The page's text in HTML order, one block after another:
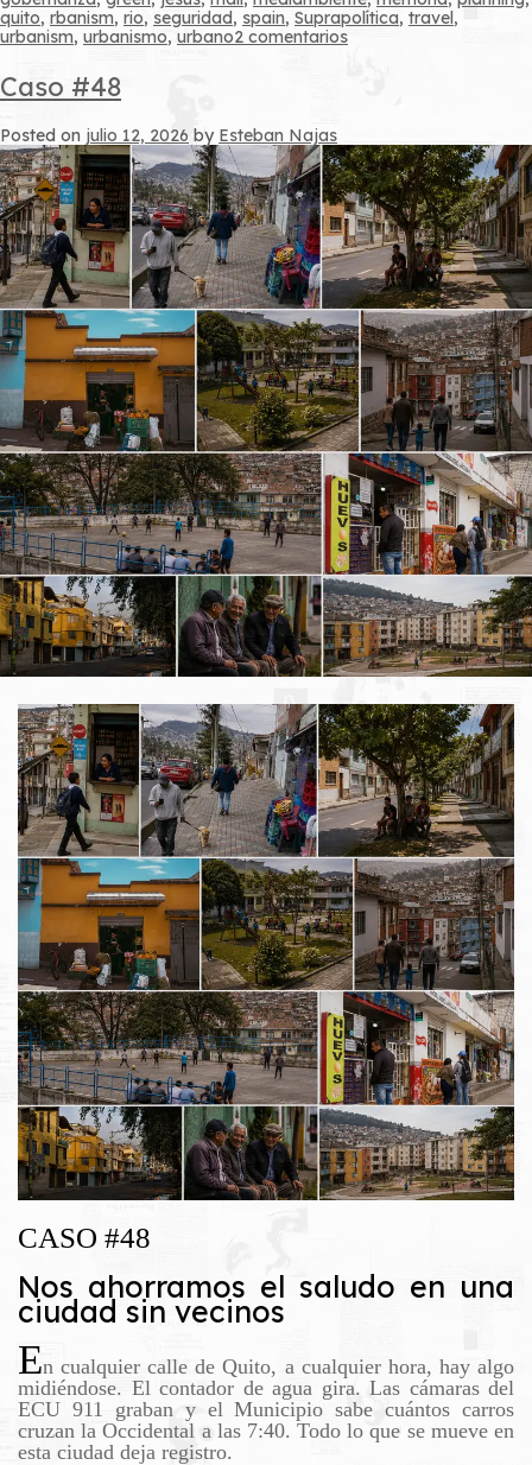
quito, rbanism, rio, seguridad, spain, Suprapolítica, travel,
urbanism, urbanismo, urbano2 comentariosen
Caso #48
Posted on julio 12, 2026 by Esteban Najas
CASO #48
Nos ahorramos el saludo en una
ciudad sin vecinos
En cualquier calle de Quito, a cualquier hora, hay algo
midiéndose. El contador de agua gira. Las cámaras del
ECU 911 graban y el Municipio sabe cuántos carros
cruzan la Occidental a las 7:40. Todo lo que se mueve en
esta ciudad deja registro.